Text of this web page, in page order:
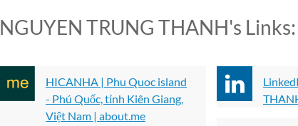
NGUYEN TRUNG THANH's Links:
HICANHA | Phu Quoc island
- Phú Quốc, tỉnh Kiên Giang,
Việt Nam | about.me